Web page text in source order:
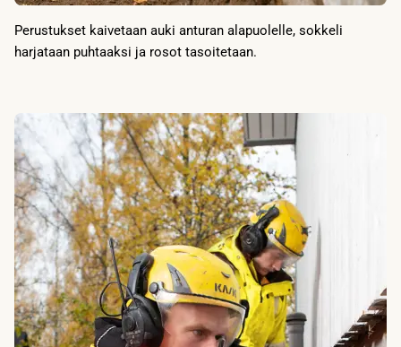
Perustukset kaivetaan auki anturan alapuolelle, sokkeli
harjataan puhtaaksi ja rosot tasoitetaan.